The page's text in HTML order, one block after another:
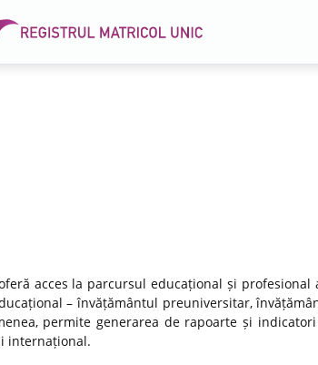
acces la parcursul educațional și profesional
– învățământul preuniversitar,
permite generarea de rapoarte și
internațional.